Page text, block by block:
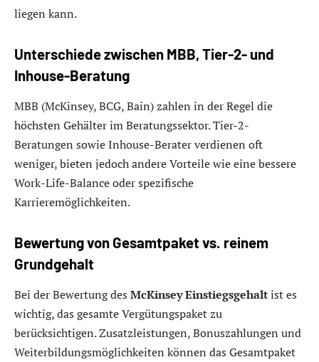
liegen kann.
Unterschiede zwischen MBB, Tier-2- und
Inhouse-Beratung
MBB (McKinsey, BCG, Bain) zahlen in der Regel die
höchsten Gehälter im Beratungssektor. Tier-2-
Beratungen sowie Inhouse-Berater verdienen oft
weniger, bieten jedoch andere Vorteile wie eine bessere
Work-Life-Balance oder spezifische
Karrieremöglichkeiten.
Bewertung von Gesamtpaket vs. reinem
Grundgehalt
Bei der Bewertung des McKinsey Einstiegsgehaltist es
wichtig, das gesamte Vergütungspaket zu
berücksichtigen. Zusatzleistungen, Bonuszahlungen und
Weiterbildungsmöglichkeiten können das Gesamtpaket